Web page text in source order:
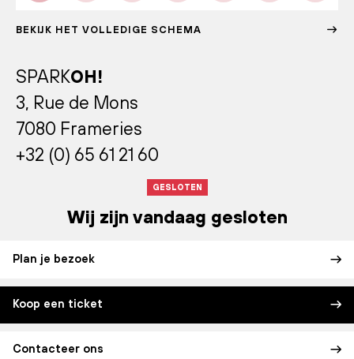
BEKIJK HET VOLLEDIGE SCHEMA
SPARKOH!
3, Rue de Mons
7080 Frameries
+32 (0) 65 61 21 60
GESLOTEN
Wij zijn vandaag gesloten
Plan je bezoek
Koop een ticket
Contacteer ons